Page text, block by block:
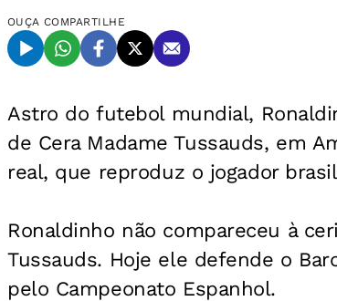
OUÇA COMPARTILHE
Astro do futebol mundial,
de Cera Madame Tussauds, em
real, que reproduz o jogador
Ronaldinho não compareceu à
Tussauds. Hoje ele defende o
pelo Campeonato Espanhol.